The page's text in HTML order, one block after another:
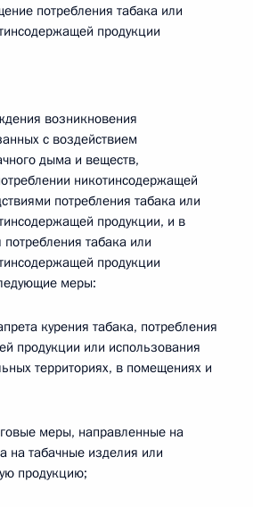
потребления табака или
продукции
возникновения
с воздействием
дыма и веществ,
никотинсодержащей
потребления табака или
продукции, и в
табака или
продукции
меры:
курения табака, потребления
продукции или использования
территориях, в помещениях и
меры, направленные на
на табачные изделия или
продукцию;